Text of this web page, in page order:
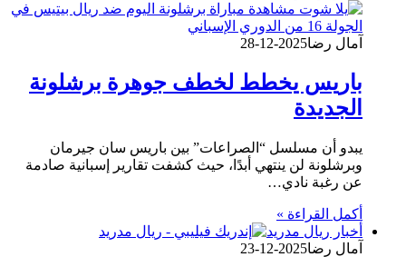
آمال رضا2025-12-28
باريس يخطط لخطف جوهرة برشلونة
الجديدة
يبدو أن مسلسل “الصراعات” بين باريس سان جيرمان
وبرشلونة لن ينتهي أبدًا، حيث كشفت تقارير إسبانية صادمة
عن رغبة نادي…
أكمل القراءة »
أخبار ريال مدريد
آمال رضا2025-12-23